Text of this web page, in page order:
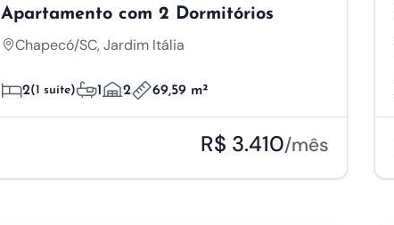
Apartamento com 2 Dormitórios
Chapecó/SC, Jardim Itália
2(1 suíte) 1 2 69,59 m²
R$ 3.410/mês